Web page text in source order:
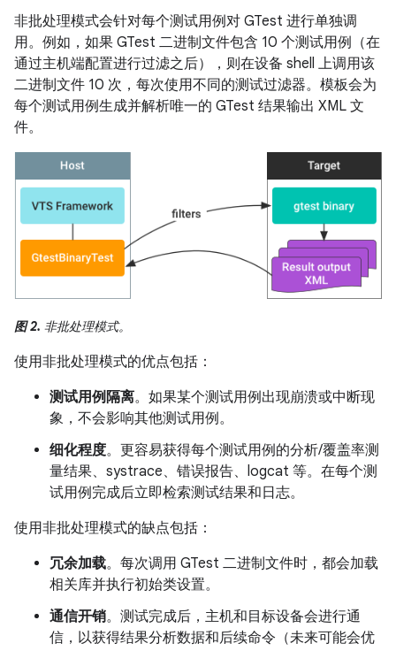
非批处理模式会针对每个测试用例对 GTest 进行单独调
用。例如，如果 GTest 二进制文件包含 10 个测试用例（在
通过主机端配置进行过滤之后），则在设备 shell 上调用该
二进制文件 10 次，每次使用不同的测试过滤器。模板会为
每个测试用例生成并解析唯一的 GTest 结果输出 XML 文
件。
图 2. 非批处理模式。
使用非批处理模式的优点包括：
测试用例隔离。如果某个测试用例出现崩溃或中断现
象，不会影响其他测试用例。
细化程度。更容易获得每个测试用例的分析/覆盖率测
量结果、systrace、错误报告、logcat 等。在每个测
试用例完成后立即检索测试结果和日志。
使用非批处理模式的缺点包括：
冗余加载。每次调用 GTest 二进制文件时，都会加载
相关库并执行初始类设置。
通信开销。测试完成后，主机和目标设备会进行通
信，以获得结果分析数据和后续命令（未来可能会优